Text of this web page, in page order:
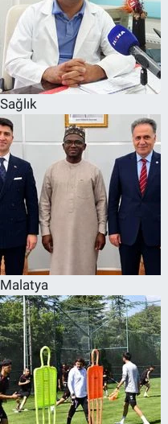
Sağlık
Malatya